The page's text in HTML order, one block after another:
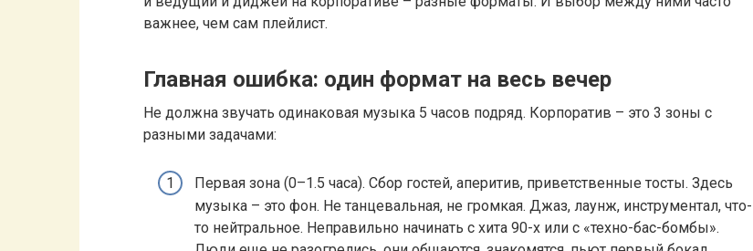
важнее, чем сам плейлист.
Главная ошибка: один формат на весь вечер
Не должна звучать одинаковая музыка 5 часов подряд. Корпоратив – это 3 зоны с
разными задачами:
Первая зона (0–1.5 часа). Сбор гостей, аперитив, приветственные тосты. Здесь
музыка – это фон. Не танцевальная, не громкая. Джаз, лаунж, инструментал, что-
то нейтральное. Неправильно начинать с хита 90-х или с «техно-бас-бомбы».